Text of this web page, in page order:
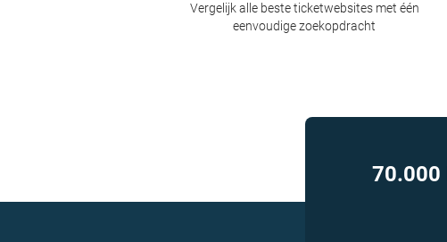
Vergelijk alle beste ticketwebsites met één
eenvoudige zoekopdracht
70.000